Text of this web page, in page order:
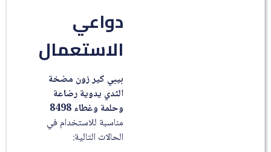
دواعي
الاستعمال
بيبي كير زون مضخة
الثدي يدوية رضاعة
وحلمة وغطاء 8498
مناسبة للاستخدام في
الحالات التالية: